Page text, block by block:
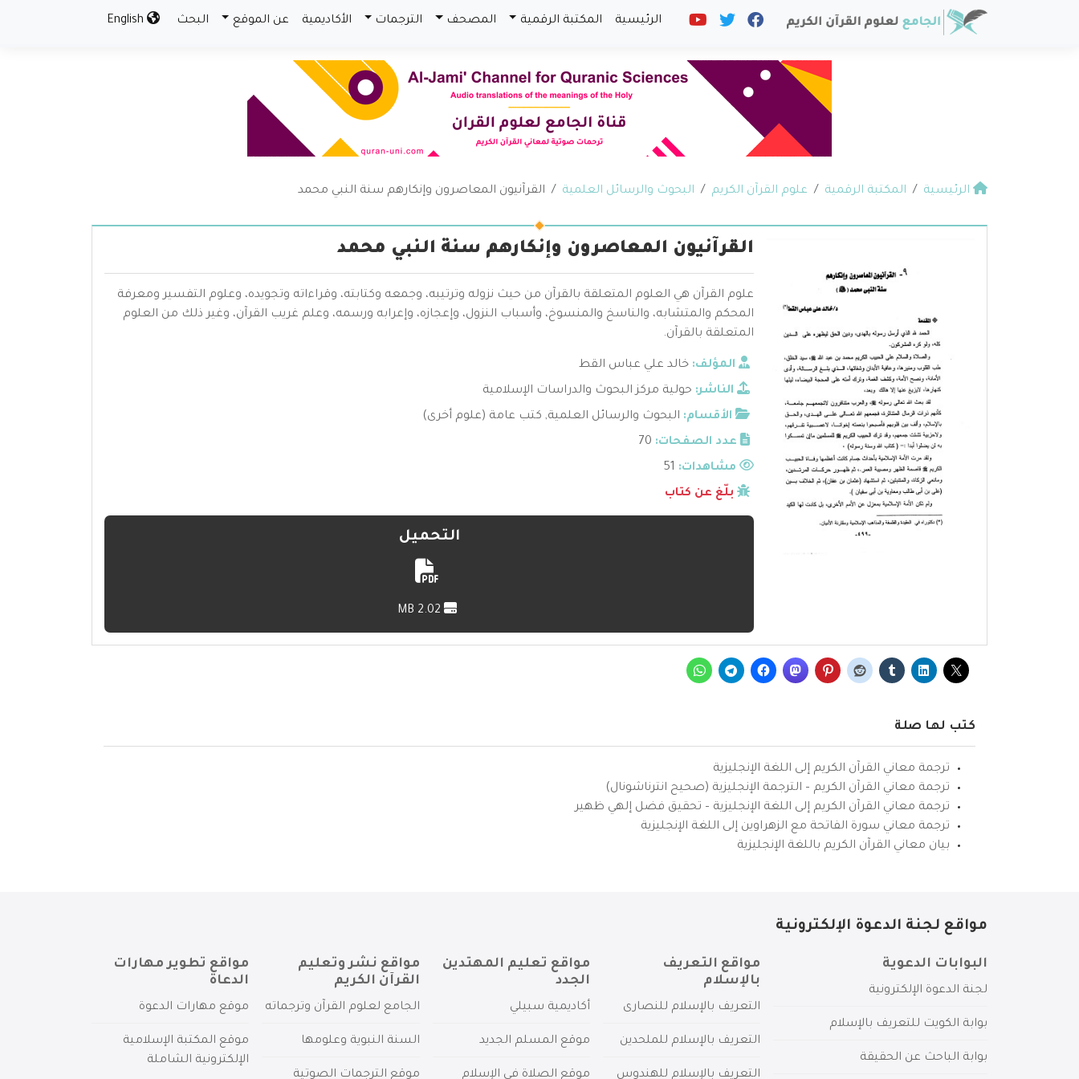
الرئيسية المكتبة الرقمية المصحف الترجمات الأكاديمية عن الموقع البحث
الرئيسية المكتبة الرقمية علوم القرآن الكريم البحوث والرسائل العلمية القرآنيون المعاصرون وإنكارهم سنة النبي محمد
القرآنيون المعاصرون وإنكارهم سنة النبي محمد
علوم القرآن هي العلوم المتعلقة بالقرآن من حيث نزوله وترتيبه، وجمعه وكتابته، وقراءاته وتجويده، وعلوم التفسير ومعرفة
المحكم والمتشابه، والناسخ والمنسوخ، وأسباب النزول، وإعجازه، وإعرابه ورسمه، وعلم غريب القرآن، وغير ذلك من العلوم
المتعلقة بالقرآن.
المؤلف: خالد علي عباس القط
الناشر: حولية مركز البحوث والدراسات الإسلامية
الأقسام: البحوث والرسائل العلمية, كتب عامة (علوم أخرى)
عدد الصفحات: 70
مشاهدات:
بلّغ عن كتاب
التحميل
كتب لها صلة
ترجمة معاني القرآن الكريم إلى اللغة الإنجليزية
ترجمة معاني القرآن الكريم – الترجمة الإنجليزية (صحيح انترناشونال)
ترجمة معاني القرآن الكريم إلى اللغة الإنجليزية – تحقيق فضل إلهي ظهير
ترجمة معاني سورة الفاتحة مع الزهراوين إلى اللغة الإنجليزية
بيان معاني القرآن الكريم باللغة الإنجليزية
مواقع لجنة الدعوة الإلكترونية
البوابات الدعوية
لجنة الدعوة الإلكترونية
بوابة الكويت للتعريف بالإسلام
بوابة الباحث عن الحقيقة
مواقع التعريف
بالإسلام
التعريف بالإسلام للنصارى
التعريف بالإسلام للملحدين
التعريف بالإسلام للهندوس
مواقع تعليم المهتدين
الجدد
أكاديمية سبيلي
موقع المسلم الجديد
موقع الصلاة في الإسلام
مواقع نشر وتعليم
القرآن الكريم
الجامع لعلوم القرآن وترجماته
السنة النبوية وعلومها
موقع الترجمات الصوتية
مواقع تطوير مهارات
الدعاة
موقع مهارات الدعوة
موقع المكتبة الإسلامية
الإلكترونية الشاملة